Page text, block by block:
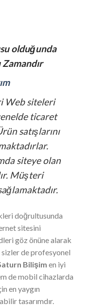
olduğunda
Web siteleri
ticaret
satışlarını
siteye olan
Müşteri
doğrultusunda
sitesini
göz önüne alarak
sizler de profesyonel
Bilişim en iyi
de mobil cihazlarda
en yaygın
tasarımdır.